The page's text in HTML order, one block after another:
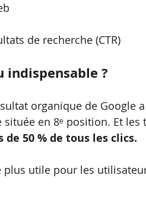
de recherche (CTR)
indispensable ?
organique de Google a
située en 8ᵉ position. Et
de 50 % de tous les clics.
utile pour les